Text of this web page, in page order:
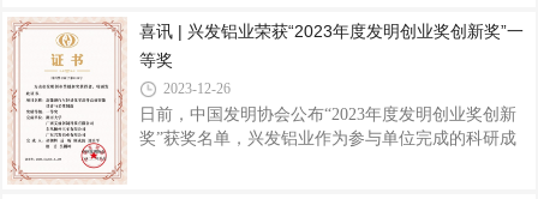
优势企业”、“国家技术创新示范企业”、“国家绿色工
厂”，入选首批广东省战略性产业集群重点
党工委委员、管委会副主任赵晓光，长合区管委会投
促局局长兼贸易促进会会长叶新桥，长兴县泗安镇党
委副书记、镇长杨云强，兴发铝业集团党委书记、董
事长王立，集团领导班子、兴发新材项目团队、长合
区及兴发铝业相关部门领导等出席仪式，共同见证项
喜讯 | 兴发铝业荣获“2023年度发明创业奖创新奖”一
等奖
2023-12-26
日前，中国发明协会公布“2023年度发明创业奖创新
奖”获奖名单，兴发铝业作为参与单位完成的科研成